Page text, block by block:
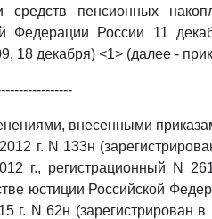
средств пенсионных
Федерации России 11
18 декабря) <1> (далее -
внесенными
г. N 133н
г., регистрационный N
юстиции Российской
г. N 62н (зарегистрирован